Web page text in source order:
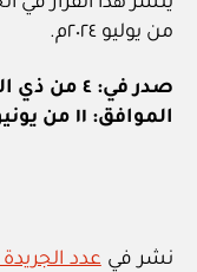
من يوليو ٢٠٢٤م.
صدر في: ٤ من ذي الحجة ١٤٤٥هـ
الموافق: ١١ من يونيو ٢٠٢٤م
نشر في